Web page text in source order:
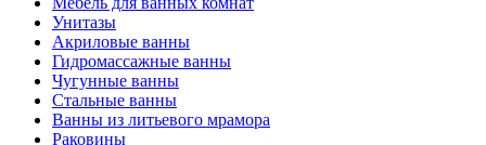
Унитазы
Акриловые ванны
Гидромассажные ванны
Чугунные ванны
Стальные ванны
Ванны из литьевого мрамора
Раковины